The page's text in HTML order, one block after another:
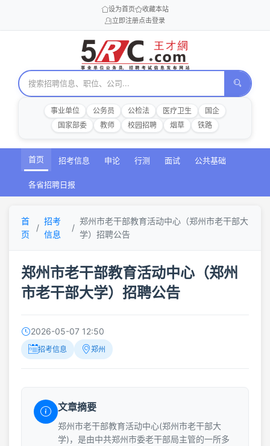
设为首页
收藏本站
立即注册点击登录
事业单位 公务员 公检法 医疗卫生
国企
国家部委
教师 校园招聘 烟草 铁路
首页 招考信息 申论 行测 面试 公共基础
各省招聘日报
首
页
招考
信息
郑州市老干部教育活动中心（郑州市老干部大
学）招聘公告
郑州市老干部教育活动中心（郑州
市老干部大学）招聘公告
2026-05-07 12:50
招考信息 郑州
文章摘要
郑州市老干部教育活动中心(郑州市老干部大
学)，是由中共郑州市委老干部局主管的一所多